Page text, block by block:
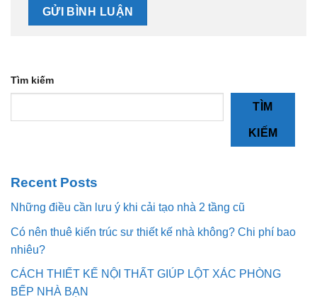
Tìm kiếm
TÌM
KIẾM
Recent Posts
Những điều cần lưu ý khi cải tạo nhà 2 tầng cũ
Có nên thuê kiến trúc sư thiết kế nhà không? Chi phí bao
nhiêu?
CÁCH THIẾT KẾ NỘI THẤT GIÚP LỘT XÁC PHÒNG
BẾP NHÀ BẠN